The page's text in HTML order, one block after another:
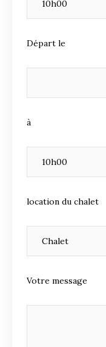
Départ le
à
location du chalet
Votre message